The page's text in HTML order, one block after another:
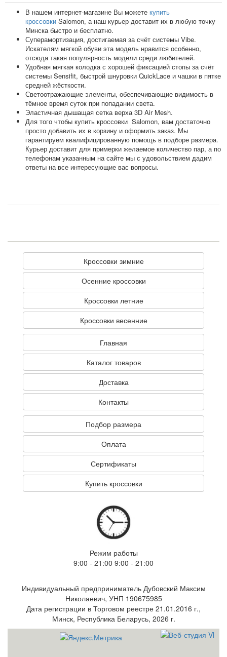
В нашем интернет-магазине Вы можете купить
кроссовки Salomon, а наш курьер доставит их в любую точку
Минска быстро и бесплатно.
Суперамортизация, достигаемая за счёт системы Vibe.
Искателям мягкой обуви эта модель нравится особенно,
отсюда такая популярность модели среди любителей.
Удобная мягкая колодка с хорошей фиксацией стопы за счёт
системы Sensifit, быстрой шнуровки QuickLace и чашки в пятке
средней жёсткости.
Светоотражающие элементы, обеспечивающие видимость в
тёмное время суток при попадании света.
Эластичная дышащая сетка верха 3D Air Mesh.
Для того чтобы купить кроссовки Salomon, вам достаточно
просто добавить их в корзину и оформить заказ. Мы
гарантируем квалифицированную помощь в подборе размера.
Курьер доставит для примерки желаемое количество пар, а по
телефонам указанным на сайте мы с удовольствием дадим
ответы на все интересующие вас вопросы.
Кроссовки зимние
Осенние кроссовки
Кроссовки летние
Кроссовки весенние
Главная
Каталог товаров
Доставка
Контакты
Подбор размера
Оплата
Сертификаты
Купить кроссовки
Режим работы
9:00 - 21:00 9:00 - 21:00
Индивидуальный предприниматель Дубовский Максим
Николаевич, УНП 190675985
Дата регистрации в Торговом реестре 21.01.2016 г.,
Минск, Республика Беларусь, 2026 г.